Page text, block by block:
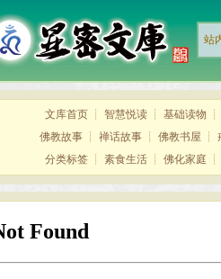
站
文库首页 ┊ 智慧悦读 ┊ 基础读物 ┊
佛教故事 ┊ 禅话故事 ┊ 佛教书屋 ┊
分类标签 ┊ 素食生活 ┊ 佛化家庭 ┊